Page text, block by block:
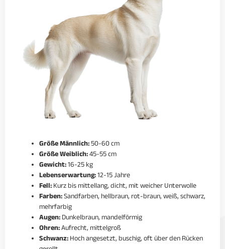
Größe Männlich:50-60 cm
Größe Weiblich:45-55 cm
Gewicht:16-25 kg
Lebenserwartung:12-15 Jahre
Fell:Kurz bis mittellang, dicht, mit weicher Unterwolle
Farben:Sandfarben, hellbraun, rot-braun, weiß, schwarz,
mehrfarbig
Augen:Dunkelbraun, mandelförmig
Ohren:Aufrecht, mittelgroß
Schwanz:Hoch angesetzt, buschig, oft über den Rücken